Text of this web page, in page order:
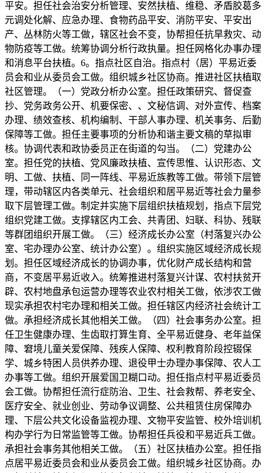
平安。担任社会治安分析管理、安然扶植、维稳、矛盾胶葛多
元调处化解、应急办理、食物药品平安、消防平安、平安出
产、丛林防火等工做，辖区社会不变，协帮担任抗旱救灾、动
物防疫等工做。统筹协调分析行政执量。担任网格化办事办理
和消息平台扶植。6。指点社区自治。指点村（居）平易近委
员会和业从委员会工做。组织城乡社区协商。推进社区扶植取
社区管理。（一）党政分析办公室。担任政策研究、督促查
抄、党务政务公开、机要保密、、文秘信调、对外宣传、档案
办理、绩效查核、机构编制、干部人事办理、机关事务、后勤
保障等工做。担任主要事项的分析协和谐主要文稿的草拟审
核。协调代表和政协委员正在街道的勾当。（二）党建办公
室。担任党的扶植、党风廉政扶植、宣传思惟、认识形态、文
明、工做、扶植、同一阵线、平易近族教等工做。带领下层管
理，带动辖区内各类单元、社会组织和居平易近等社会力量参
取下层管理工做。制定并实施下层组织扶植规划，指点下层党
组织党建工做。支撑辖区内工会、共青团、妇联、科协、残联
等群团组织开展工做。（三）经济成长办公室（村落复兴办公
室、宅办理办公室、统计办公室）。组织实施区域经济成长规
划。担任区域经济成长的协调办事，优化财产成长结构和营
商，不变居平易近收入。统筹推进村落复兴计谋、农村扶贫开
辟、农村地盘承包运营办理等农业农村相关工做，依涉农工做
现实承担农村宅办理和相关工做。担任辖区内经济社会统计工
做。承担经济成长其他相关工做。（四）社会事务办公室。担
任卫生健康办理、生齿取打算生育、全平易近健身、老年益保
障、窘境儿童关爱保障、残疾人保障、权利教育阶段控辍保
学、城乡特困人员供养办理、退役甲士办理办事保障、农人工
办事等工做。组织开展爱国卫糊口动。担任指点村平易近委员
会工做。协帮担任流行症防治、卫生、社会救帮、养老安全、
医疗安全、就业创业、劳动争议调整、公共租赁住房保障办
理、下层公共文化设备监视办理、文物平安监管、校外培训机
构办学行为日常监管等工做。协帮担任兵役和平易近兵工做。
承担社会事务其他相关工做。（五）社区扶植办公室。担任指
点居平易近委员会和业从委员会工做。组织城乡社区协商。办